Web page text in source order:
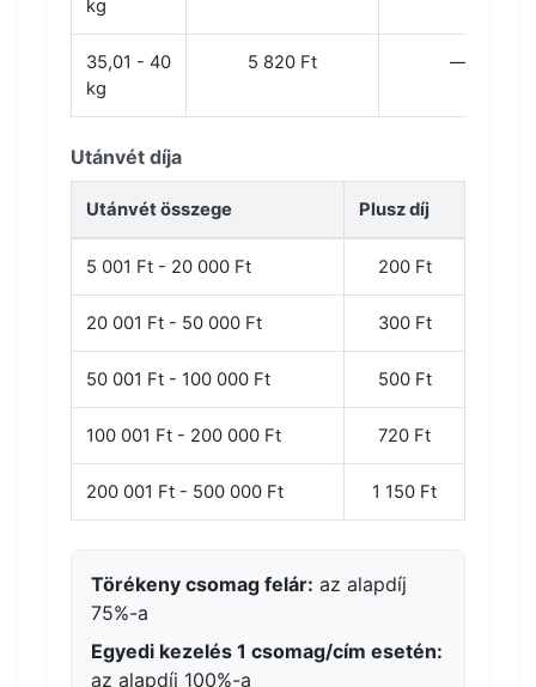
kg
35,01 - 40
kg
5 820 Ft —
Utánvét díja
Utánvét összege Plusz díj
5 001 Ft - 20 000 Ft 200 Ft
20 001 Ft - 50 000 Ft 300 Ft
50 001 Ft - 100 000 Ft 500 Ft
100 001 Ft - 200 000 Ft 720 Ft
200 001 Ft - 500 000 Ft 1 150 Ft
Törékeny csomag felár: az alapdíj
75%-a
Egyedi kezelés 1 csomag/cím esetén:
az alapdíj 100%-a